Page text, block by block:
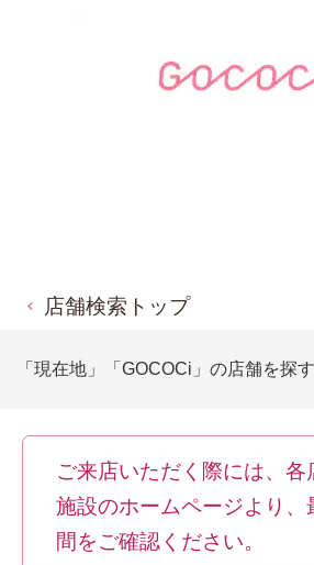
店舗検索トップ
「現在地」「GOCOCi」の店舗を探す
ご来店いただく際には、各
施設のホームページより、
間をご確認ください。